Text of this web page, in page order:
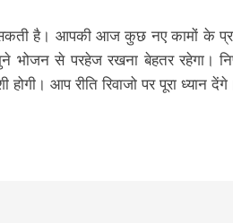
आपकी आज कुछ नए कामों के प्रति
भोजन से परहेज रखना बेहतर रहेगा।
आप रीति रिवाजो पर पूरा ध्यान